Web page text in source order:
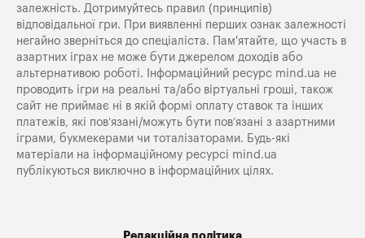
залежність. Дотримуйтесь правил (принципів)
відповідальної гри. При виявленні перших ознак залежності
негайно зверніться до спеціаліста. Пам'ятайте, що участь в
азартних іграх не може бути джерелом доходів або
альтернативою роботі. Інформаційний ресурс mind.ua не
проводить ігри на реальні та/або віртуальні гроші, також
сайт не приймає ні в якій формі оплату ставок та інших
платежів, які пов’язані/можуть бути пов’язані з азартними
іграми, букмекерами чи тоталізаторами. Будь-які
матеріали на інформаційному ресурсі mind.ua
публікуються виключно в інформаційних цілях.